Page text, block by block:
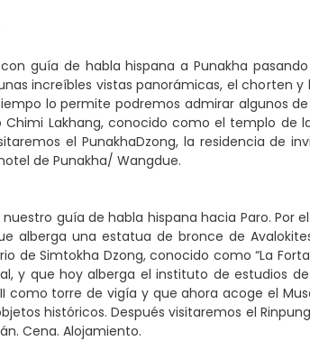
guía de habla hispana a Punakha
increíbles vistas panorámicas, el chorten
lo permite podremos admirar algunos
Lakhang, conocido como el templo de
el PunakhaDzong, la residencia de
de Punakha/ Wangdue.
guía de habla hispana hacia Paro. Por
alberga una estatua de bronce de
de Simtokha Dzong, conocido como “La
y que hoy alberga el instituto de estudios
como torre de vigía y que ahora acoge el
históricos. Después visitaremos el
Cena. Alojamiento.